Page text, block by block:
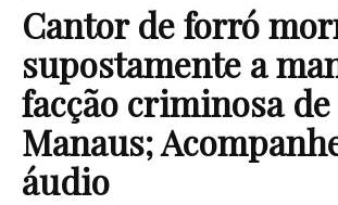
Cantor de forró
supostamente a
facção criminosa de
Manaus;
áudio